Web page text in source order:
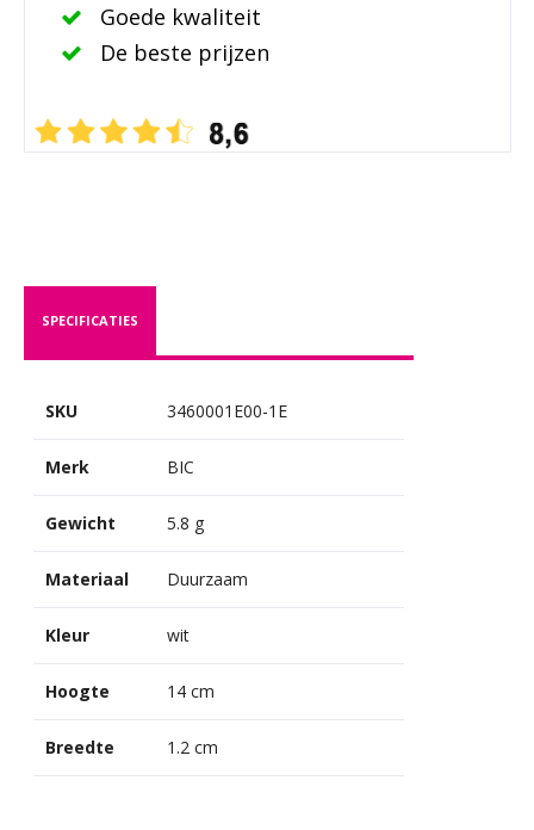
Goede kwaliteit
De beste prijzen
SPECIFICATIES
SKU 3460001E00-1E
Merk BIC
Gewicht 5.8 g
Materiaal Duurzaam
Kleur wit
Hoogte 14 cm
Breedte 1.2 cm